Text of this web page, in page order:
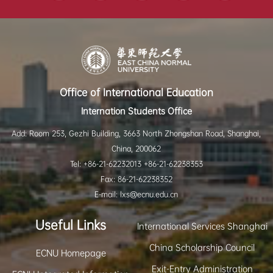
Office of International Education
Internation Students Office
Add: Room 253, Gezhi Building, 3663 North Zhongshan Road, Shanghai,
China, 200062
Tel: +86-21-62232013 +86-21-62238353
Fax: 86-21-62238352
E-mail: lxs@ecnu.edu.cn
Useful Links
ECNU Homepage
International Services Shanghai
China Scholarship Council
Exit-Entry Administration